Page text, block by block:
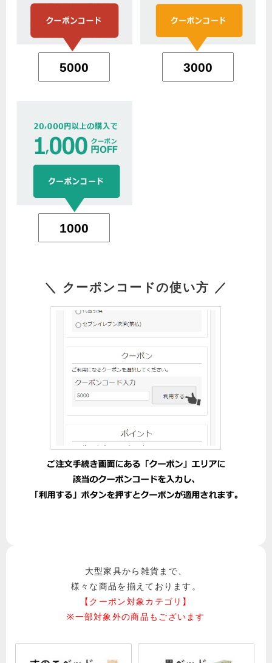
＼ クーポンコードの使い方 ／
大型家具から雑貨まで、
様々な商品を揃えております。
【クーポン対象カテゴリ】
※一部対象外の商品もございます